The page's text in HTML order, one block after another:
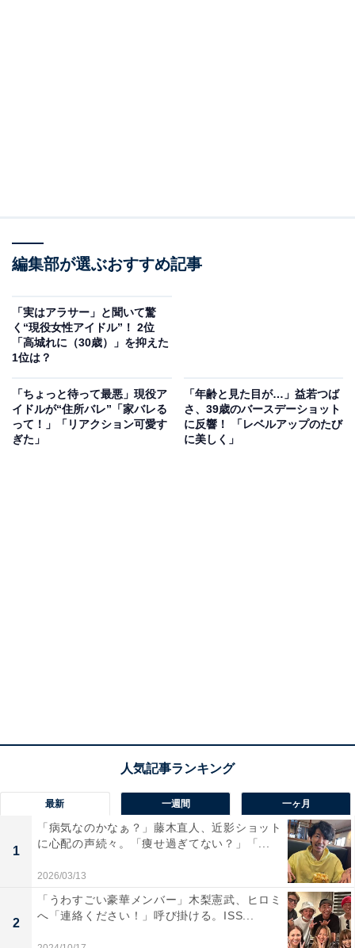
編集部が選ぶおすすめ記事
「実はアラサー」と聞いて驚
く“現役女性アイドル”！ 2位
「高城れに（30歳）」を抑えた
1位は？
「ちょっと待って最悪」現役ア
イドルが“住所バレ”「家バレる
って！」「リアクション可愛す
ぎた」
「年齢と見た目が…」益若つば
さ、39歳のバースデーショット
に反響！ 「レベルアップのたび
に美しく」
最新 一週間 一ヶ月
1
「病気なのかなぁ？」藤木直人、近影ショット
に心配の声続々。「痩せ過ぎてない？」「...
2026/03/13
2
「うわすごい豪華メンバー」木梨憲武、ヒロミ
へ「連絡ください！」呼び掛ける。ISS...